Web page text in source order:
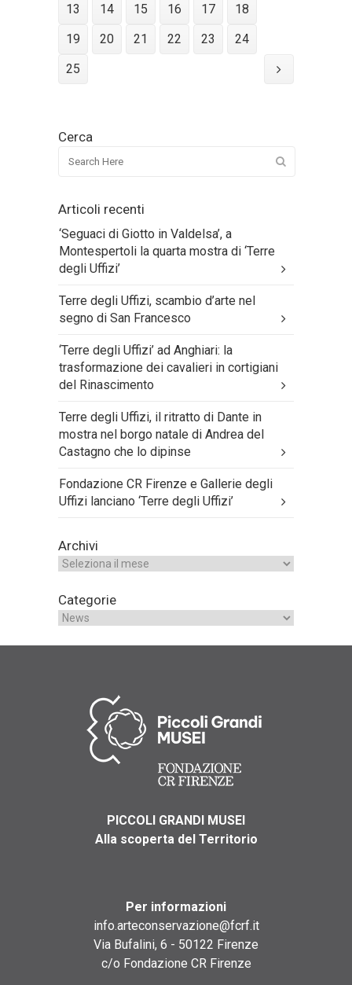
13
14 15 16 17
18
19
20 21 22 23
24
25
Cerca
Articoli recenti
‘Seguaci di Giotto in Valdelsa’, a
Montespertoli la quarta mostra di ‘Terre
degli Uffizi’
Terre degli Uffizi, scambio d’arte nel
segno di San Francesco
‘Terre degli Uffizi’ ad Anghiari: la
trasformazione dei cavalieri in cortigiani
del Rinascimento
Terre degli Uffizi, il ritratto di Dante in
mostra nel borgo natale di Andrea del
Castagno che lo dipinse
Fondazione CR Firenze e Gallerie degli
Uffizi lanciano ‘Terre degli Uffizi’
Archivi
Categorie
PICCOLI GRANDI MUSEI
Alla scoperta del Territorio
Per informazioni
info.arteconservazione@fcrf.it
Via Bufalini, 6 - 50122 Firenze
c/o Fondazione CR Firenze